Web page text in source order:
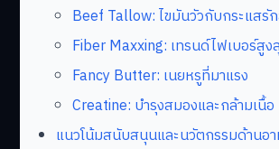
Beef Tallow: ไขมันวัวกับกระแสรั
Fiber Maxxing: เทรนด์ไฟเบอร์สูง
Fancy Butter: เนยหรูที่มาแรง
Creatine: บำรุงสมองและกล้ามเนื้อ
แนวโน้มสนับสนุนและนวัตกรรมด้านอ